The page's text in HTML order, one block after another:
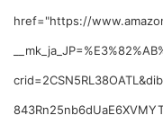
href="https://